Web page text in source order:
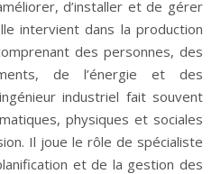
d’installer et de gérer
intervient dans la production
des personnes, des
de l’énergie et des
industriel fait souvent
physiques et sociales
Il joue le rôle de spécialiste
et de la gestion des